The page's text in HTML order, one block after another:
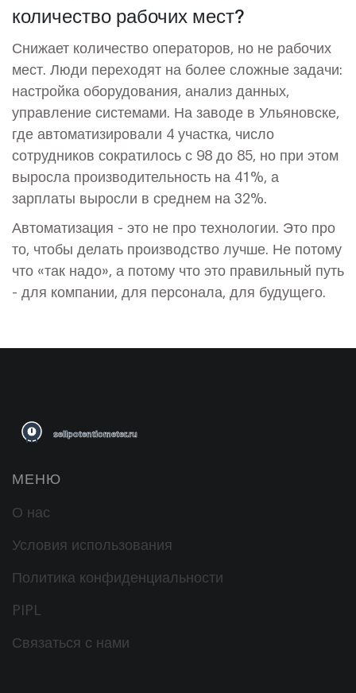
количество рабочих мест?
Снижает количество операторов, но не рабочих
мест. Люди переходят на более сложные задачи:
настройка оборудования, анализ данных,
управление системами. На заводе в Ульяновске,
где автоматизировали 4 участка, число
сотрудников сократилось с 98 до 85, но при этом
выросла производительность на 41%, а
зарплаты выросли в среднем на 32%.
Автоматизация - это не про технологии. Это про
то, чтобы делать производство лучше. Не потому
что «так надо», а потому что это правильный путь
- для компании, для персонала, для будущего.
МЕНЮ
О нас
Условия использования
Политика конфиденциальности
PIPL
Связаться с нами